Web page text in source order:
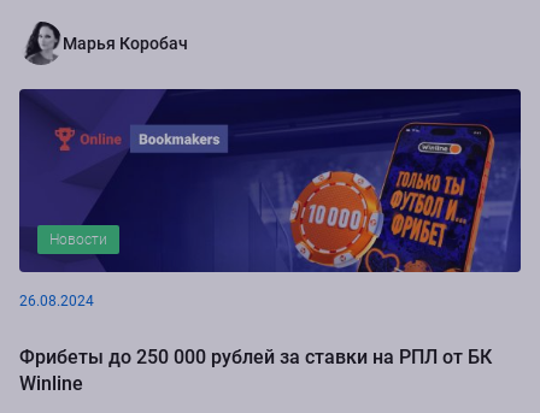
Марья Коробач
Новости
26.08.2024
Фрибеты до 250 000 рублей за ставки на РПЛ от БК
Winline